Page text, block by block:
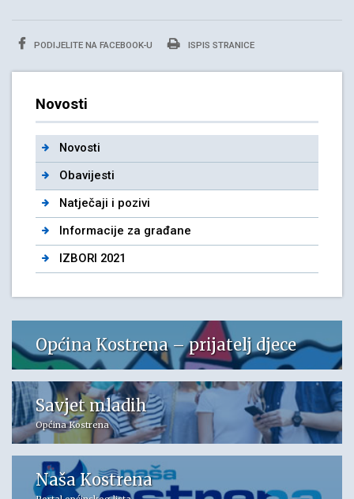
PODIJELITE NA FACEBOOK-U ISPIS STRANICE
Novosti
Novosti
Obavijesti
Natječaji i pozivi
Informacije za građane
IZBORI 2021
Općina Kostrena – prijatelj djece
Savjet mladih
Općina Kostrena
Naša Kostrena